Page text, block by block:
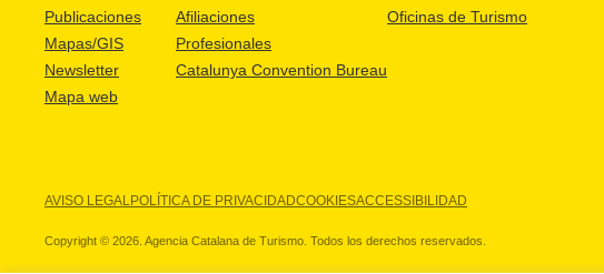
Publicaciones
Mapas/GIS
Newsletter
Mapa web
Afiliaciones
Profesionales
Catalunya Convention Bureau
Oficinas de Turismo
AVISO LEGALPOLÍTICA DE PRIVACIDADCOOKIESACCESSIBILIDAD
Copyright © 2026. Agencia Catalana de Turismo. Todos los derechos reservados.